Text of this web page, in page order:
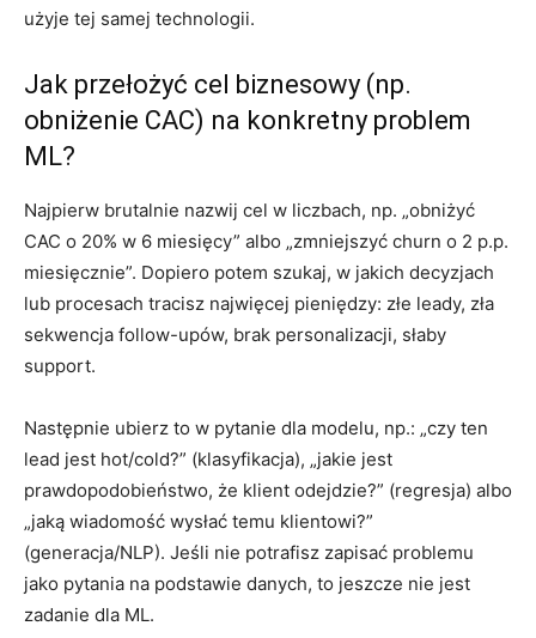
użyje tej samej technologii.
Jak przełożyć cel biznesowy (np.
obniżenie CAC) na konkretny problem
ML?
Najpierw brutalnie nazwij cel w liczbach, np. „obniżyć
CAC o 20% w 6 miesięcy” albo „zmniejszyć churn o 2 p.p.
miesięcznie”. Dopiero potem szukaj, w jakich decyzjach
lub procesach tracisz najwięcej pieniędzy: złe leady, zła
sekwencja follow-upów, brak personalizacji, słaby
support.
Następnie ubierz to w pytanie dla modelu, np.: „czy ten
lead jest hot/cold?” (klasyfikacja), „jakie jest
prawdopodobieństwo, że klient odejdzie?” (regresja) albo
„jaką wiadomość wysłać temu klientowi?”
(generacja/NLP). Jeśli nie potrafisz zapisać problemu
jako pytania na podstawie danych, to jeszcze nie jest
zadanie dla ML.